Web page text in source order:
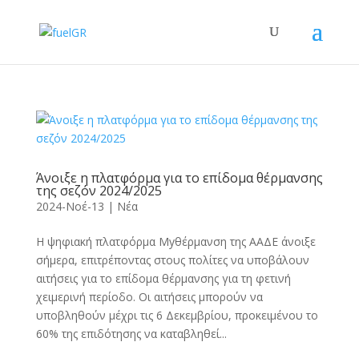
Άνοιξε η πλατφόρμα για το επίδομα θέρμανσης
της σεζόν 2024/2025
2024-Νοέ-13 | Νέα
Η ψηφιακή πλατφόρμα Myθέρμανση της ΑΑΔΕ άνοιξε
σήμερα, επιτρέποντας στους πολίτες να υποβάλουν
αιτήσεις για το επίδομα θέρμανσης για τη φετινή
χειμερινή περίοδο. Οι αιτήσεις μπορούν να
υποβληθούν μέχρι τις 6 Δεκεμβρίου, προκειμένου το
60% της επιδότησης να καταβληθεί...